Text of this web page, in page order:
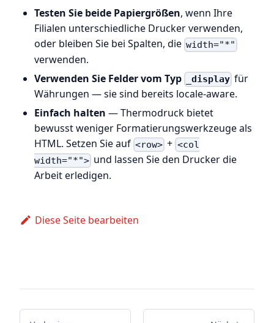
Testen Sie beide Papiergrößen, wenn Ihre
Filialen unterschiedliche Drucker verwenden,
oder bleiben Sie bei Spalten, die width="*"
verwenden.
Verwenden Sie Felder vom Typ
_display für
Währungen — sie sind bereits locale-aware.
Einfach halten — Thermodruck bietet
bewusst weniger Formatierungswerkzeuge als
HTML. Setzen Sie auf <row> + <col
width="*"> und lassen Sie den Drucker die
Arbeit erledigen.
Diese Seite bearbeiten